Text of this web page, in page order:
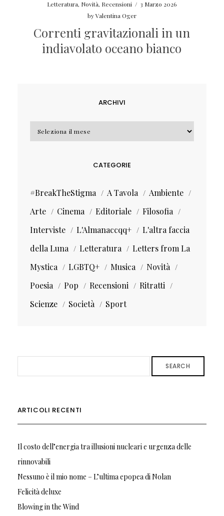
Letteratura, Novità, Recensioni / 3 Marzo 2026
byValentina Oger
Correnti gravitazionali in un
indiavolato oceano bianco
ARCHIVI
Archivi
CATEGORIE
#BreakTheStigma A Tavola
Ambiente
Arte
Cinema Editoriale
Filosofia
Interviste
L'Almanaccqq+
L'altra faccia
della Luna
Letteratura
Letters from La
Mystica
LGBTQ+ Musica
Novità
Poesia
Pop Recensioni
Ritratti
Scienze
Società Sport
SEARCH
ARTICOLI RECENTI
Il costo dell’energia tra illusioni nucleari e urgenza delle
rinnovabili
Nessuno è il mio nome – L’ultima epopea di Nolan
Felicità deluxe
Blowing in the Wind